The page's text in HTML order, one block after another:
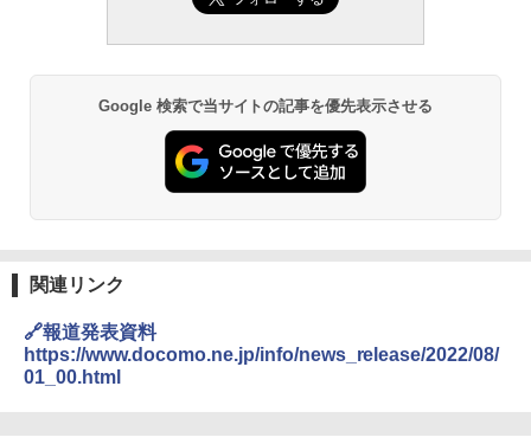
Google 検索で当サイトの記事を優先表示させる
関連リンク
🔗報道発表資料
https://www.docomo.ne.jp/info/news_release/2022/08/
01_00.html